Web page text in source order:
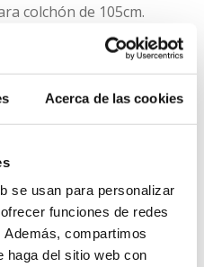
Acerca de las cookies
se usan para personalizar
funciones de redes
compartimos
haga del sitio web con
colchón de 105cm.